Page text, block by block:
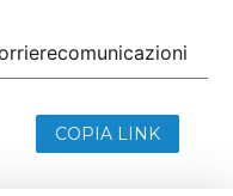
COPIA LINK